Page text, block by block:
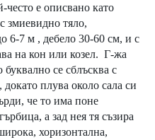
често е описвано като
змиевидно тяло,
6-7 м , дебело 30-60 см, и с
на кон или козел.  Г-жа
буквално се сблъсква с
плува около сала си
че то има поне
а зад нея тя съзира
хоризонтална,